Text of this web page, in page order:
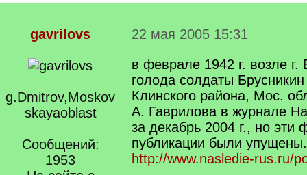
gavrilovs
g.Dmitrov,Moskov
skayaoblast
Сообщений:
1953
22 мая 2005 15:31
в феврале 1942 г. возле г.
голода солдаты
Клинского района, Мос.
А. Гаврилова в журнале
за декабрь 2004 г., но эти
публикации были упущены.
http://www.nasledie-rus.ru/